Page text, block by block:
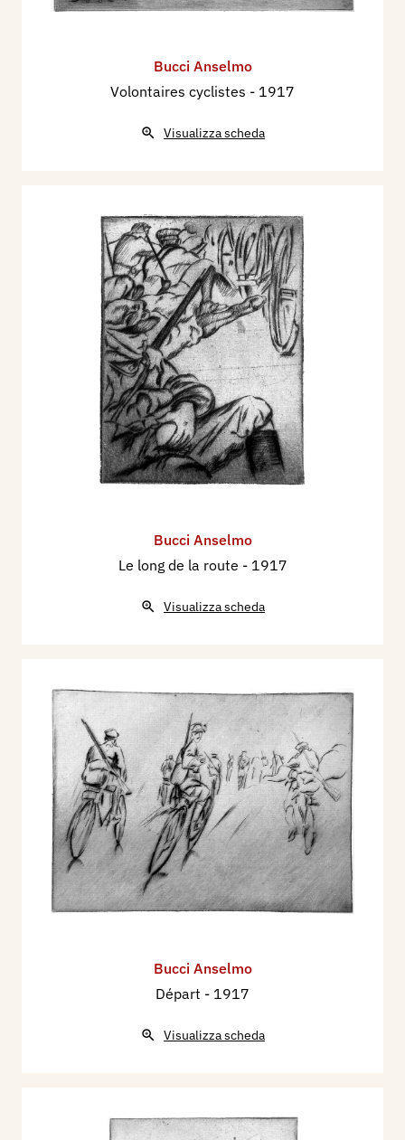
Bucci Anselmo
Volontaires cyclistes - 1917
Visualizza scheda
Bucci Anselmo
Le long de la route - 1917
Visualizza scheda
Bucci Anselmo
Départ - 1917
Visualizza scheda